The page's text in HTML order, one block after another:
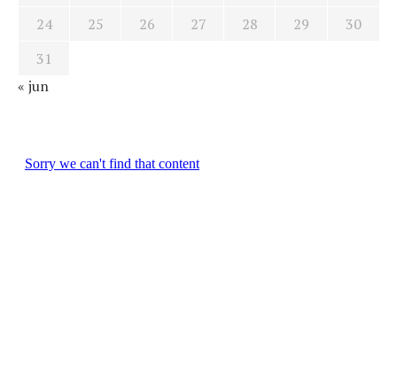
24
25 26 27 28 29
30
31
« jun